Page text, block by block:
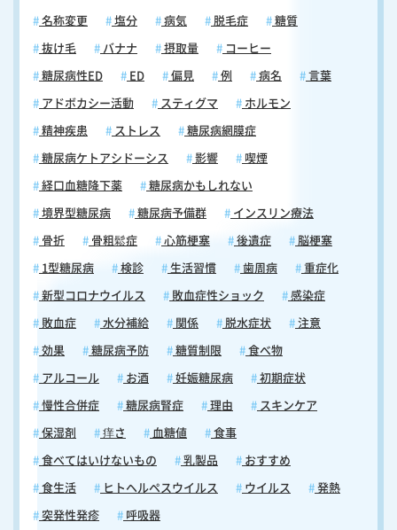
名称変更 塩分 病気 脱毛症 糖質
抜け毛 バナナ 摂取量 コーヒー
糖尿病性ED ED 偏見 例 病名 言葉
アドボカシー活動 スティグマ ホルモン
精神疾患 ストレス 糖尿病網膜症
糖尿病ケトアシドーシス 影響 喫煙
経口血糖降下薬 糖尿病かもしれない
境界型糖尿病 糖尿病予備群 インスリン療法
骨折 骨粗鬆症 心筋梗塞 後遺症 脳梗塞
1型糖尿病 検診 生活習慣 歯周病 重症化
新型コロナウイルス 敗血症性ショック 感染症
敗血症 水分補給 関係 脱水症状 注意
効果 糖尿病予防 糖質制限 食べ物
アルコール お酒 妊娠糖尿病 初期症状
慢性合併症 糖尿病腎症 理由 スキンケア
保湿剤 痒さ 血糖値 食事
食べてはいけないもの 乳製品 おすすめ
食生活 ヒトヘルペスウイルス ウイルス 発熱
突発性発疹 呼吸器